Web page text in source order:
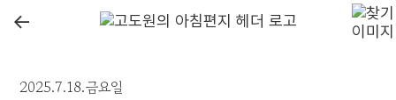
←
2025.7.18.금요일